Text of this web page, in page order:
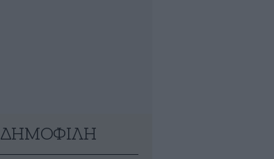
ΔΗΜΟΦΙΛΗ